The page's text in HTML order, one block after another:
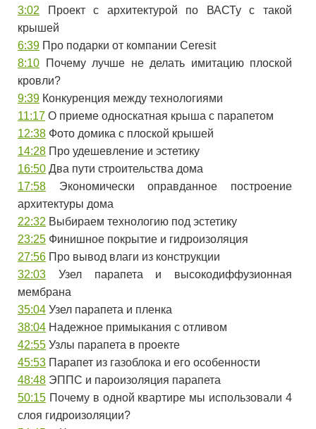
3:02 Проект с архитектурой по ВАСТу с такой
крышей
6:39 Про подарки от компании Ceresit
8:10 Почему лучше не делать имитацию плоской
кровли?
9:39 Конкуренция между технологиями
11:17 О приеме односкатная крыша с парапетом
12:38 Фото домика с плоской крышей
14:28 Про удешевление и эстетику
16:50 Два пути строительства дома
17:58 Экономически оправданное построение
архитектуры дома
22:32 Выбираем технологию под эстетику
23:25 Финишное покрытие и гидроизоляция
27:56 Про вывод влаги из конструкции
32:03 Узел парапета и высокодиффузионная
мембрана
35:04 Узел парапета и пленка
38:04 Надежное примыкания с отливом
42:55 Узлы парапета в проекте
45:53 Парапет из газоблока и его особенности
48:48 ЭППС и пароизоляция парапета
50:15 Почему в одной квартире мы использовали 4
слоя гидроизоляции?